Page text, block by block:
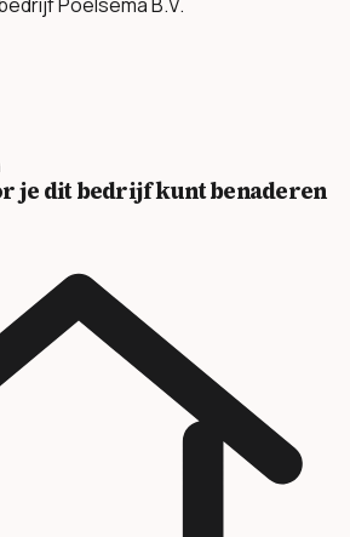
je dit bedrijf kunt benaderen